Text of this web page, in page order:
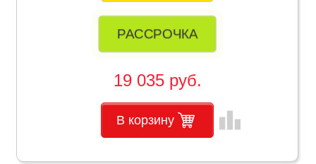
РАССРОЧКА
19 035 руб.
В корзину leaderboard